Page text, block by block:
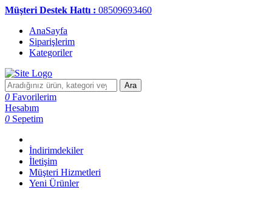
Müşteri Destek Hattı : 08509693460
AnaSayfa
Siparişlerim
Kategoriler
Ara
0 Favorilerim
Hesabım
0 Sepetim
İndirimdekiler
İletişim
Müşteri Hizmetleri
Yeni Ürünler